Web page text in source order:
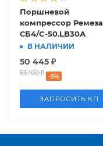
Поршневой
компрессор Ремеза
СБ4/C-50.LB30А
В НАЛИЧИИ
50 445 ₽
53 100₽ -5%
ЗАПРОСИТЬ КП